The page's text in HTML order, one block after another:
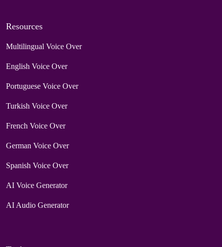
Resources
Multilingual Voice Over
English Voice Over
Portuguese Voice Over
Turkish Voice Over
French Voice Over
German Voice Over
Spanish Voice Over
AI Voice Generator
AI Audio Generator